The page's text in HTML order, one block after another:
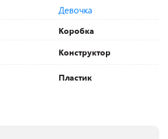
Девочка
Коробка
Конструктор
Пластик